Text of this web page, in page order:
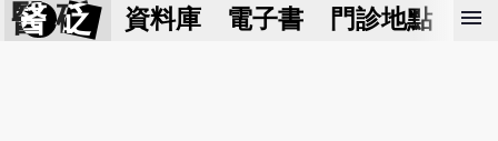
醫 砭 資料庫 電子書 門診地點 預
menu